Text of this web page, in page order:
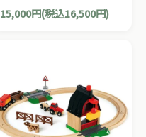
ット。青い列車はバッテリー
15,000円(税込16,500円)